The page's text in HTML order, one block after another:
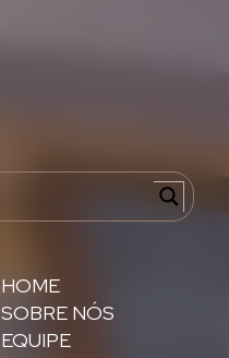
HOME
SOBRE NÓS
EQUIPE